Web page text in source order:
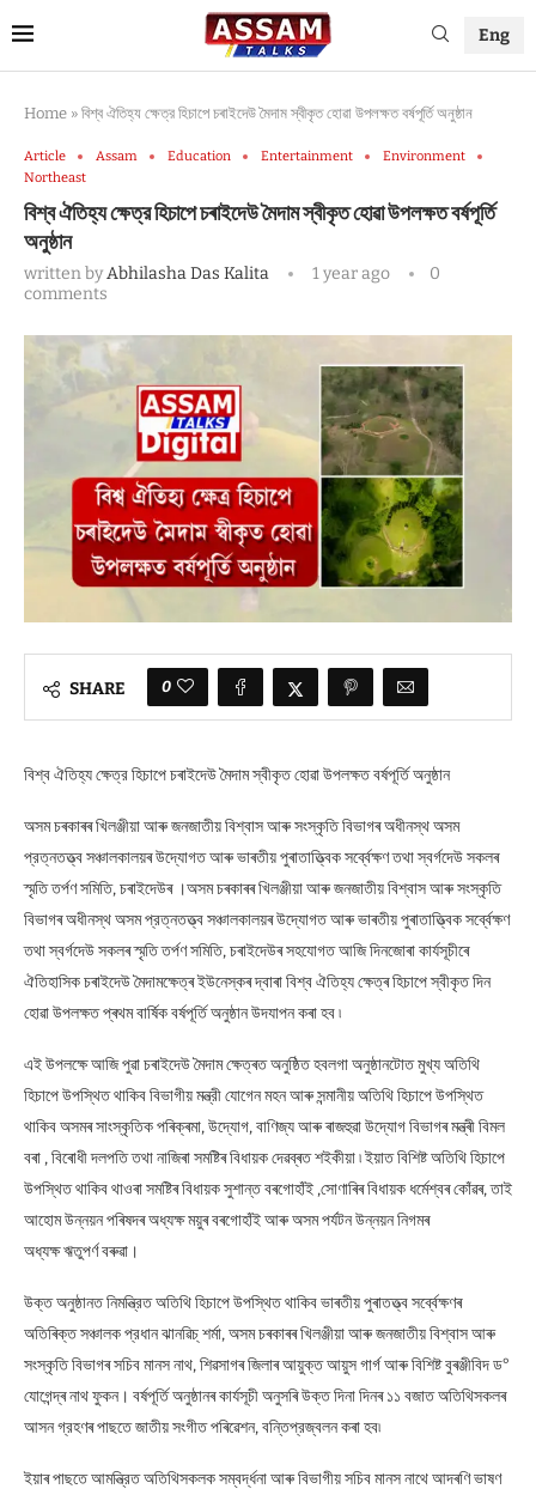
Eng
Home » বিশ্ব ঐতিহ্য ক্ষেত্র হিচাপে চৰাইদেউ মৈদাম স্বীকৃত হোৱা উপলক্ষত বর্ষপূর্তি অনুষ্ঠান
Article Assam Education Entertainment
Environment
Northeast
বিশ্ব ঐতিহ্য ক্ষেত্র হিচাপে চৰাইদেউ মৈদাম স্বীকৃত হোৱা উপলক্ষত বর্ষপূর্তি
অনুষ্ঠান
written byAbhilasha Das Kalita 1 year ago
0
comments
SHARE 0
বিশ্ব ঐতিহ্য ক্ষেত্র হিচাপে চৰাইদেউ মৈদাম স্বীকৃত হোৱা উপলক্ষত বর্ষপূর্তি অনুষ্ঠান
অসম চৰকাৰৰ খিলঞ্জীয়া আৰু জনজাতীয় বিশ্বাস আৰু সংস্কৃতি বিভাগৰ অধীনস্থ অসম
প্রত্নতত্ত্ব সঞ্চালকালয়ৰ উদ্যোগত আৰু ভাৰতীয় পুৰাতাত্ত্বিক সৰ্ব্বেক্ষণ তথা স্বৰ্গদেউ সকলৰ
স্মৃতি তৰ্পণ সমিতি, চৰাইদেউৰ ।অসম চৰকাৰৰ খিলঞ্জীয়া আৰু জনজাতীয় বিশ্বাস আৰু সংস্কৃতি
বিভাগৰ অধীনস্থ অসম প্রত্নতত্ত্ব সঞ্চালকালয়ৰ উদ্যোগত আৰু ভাৰতীয় পুৰাতাত্ত্বিক সৰ্ব্বেক্ষণ
তথা স্বৰ্গদেউ সকলৰ স্মৃতি তৰ্পণ সমিতি, চৰাইদেউৰ সহযোগত আজি দিনজোৰা কাৰ্যসূচীৰে
ঐতিহাসিক চৰাইদেউ মৈদামক্ষেত্ৰ ইউনেস্কৰ দ্বাৰা বিশ্ব ঐতিহ্য ক্ষেত্ৰ হিচাপে স্বীকৃত দিন
হোৱা উপলক্ষত প্ৰথম বাৰ্ষিক বর্ষপূর্তি অনুষ্ঠান উদযাপন কৰা হব ৷
এই উপলক্ষে আজি পুৱা চৰাইদেউ মৈদাম ক্ষেত্ৰত অনুষ্ঠিত হবলগা অনুষ্ঠানটোত মুখ্য অতিথি
হিচাপে উপস্থিত থাকিব বিভাগীয় মন্ত্রী যোগেন মহন আৰু সন্মানীয় অতিথি হিচাপে উপস্থিত
থাকিব অসমৰ সাংস্কৃতিক পৰিক্ৰমা, উদ্যোগ, বাণিজ্য আৰু ৰাজহুৱা উদ্যোগ বিভাগৰ মন্ত্ৰী বিমল
বৰা , বিৰোধী দলপতি তথা নাজিৰা সমষ্টিৰ বিধায়ক দেৱব্ৰত শইকীয়া ৷ ইয়াত বিশিষ্ট অতিথি হিচাপে
উপস্থিত থাকিব থাওৰা সমষ্টিৰ বিধায়ক সুশান্ত বৰগোহাঁই ,সোণাৰিৰ বিধায়ক ধৰ্মেশ্বৰ কোঁৱৰ, তাই
আহোম উন্নয়ন পৰিষদৰ অধ্যক্ষ ময়ুৰ বৰগোহাঁই আৰু অসম পৰ্যটন উন্নয়ন নিগমৰ
অধ্যক্ষ ঋতুপর্ণ বৰুৱা।
উক্ত অনুষ্ঠানত নিমন্ত্রিত অতিথি হিচাপে উপস্থিত থাকিব ভাৰতীয় পুৰাতত্ত্ব সৰ্ব্বেক্ষণৰ
অতিৰিক্ত সঞ্চালক প্রধান ঝানৱিচ্ শৰ্মা, অসম চৰকাৰৰ খিলঞ্জীয়া আৰু জনজাতীয় বিশ্বাস আৰু
সংস্কৃতি বিভাগৰ সচিব মানস নাথ, শিৱসাগৰ জিলাৰ আয়ুক্ত আয়ুস গাৰ্গ আৰু বিশিষ্ট বুৰঞ্জীবিদ ড°
যোগেন্দ্ৰ নাথ ফুকন। বর্ষপূর্তি অনুষ্ঠানৰ কাৰ্যসূচী অনুসৰি উক্ত দিনা দিনৰ ১১ বজাত অতিথিসকলৰ
আসন গ্রহণৰ পাছতে জাতীয় সংগীত পৰিৱেশন, বন্তিপ্রজ্বলন কৰা হব৷
ইয়াৰ পাছতে আমন্ত্রিত অতিথিসকলক সম্বৰ্দ্ধনা আৰু বিভাগীয় সচিব মানস নাথে আদৰণি ভাষণ